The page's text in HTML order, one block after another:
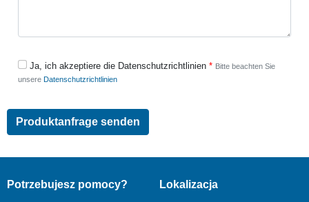
Ja, ich akzeptiere die Datenschutzrichtlinien
Bitte beachten Sie
unsere Datenschutzrichtlinien
Potrzebujesz pomocy? Lokalizacja